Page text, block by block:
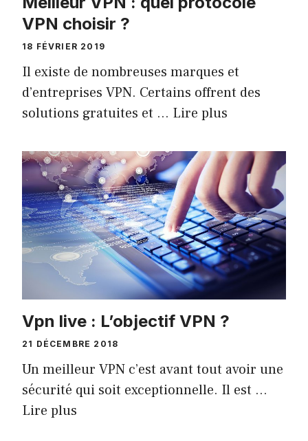
VPN choisir ?
18 FÉVRIER 2019
Il existe de nombreuses marques et
d’entreprises VPN. Certains offrent des
solutions gratuites et … Lire plus
Vpn live : L’objectif VPN ?
21 DÉCEMBRE 2018
Un meilleur VPN c’est avant tout avoir une
sécurité qui soit exceptionnelle. Il est …
Lire plus